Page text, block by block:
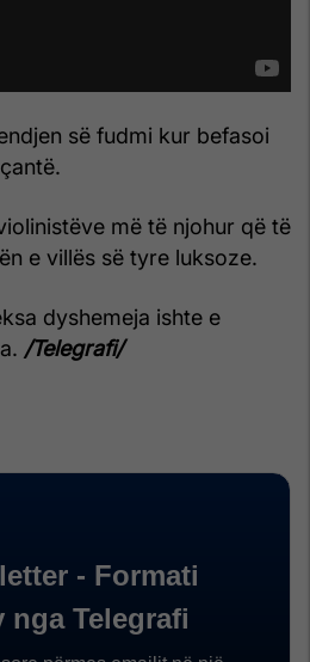
së fudmi kur befasoi
më të njohur që të
e villës së tyre luksoze.
dyshemeja ishte e
/Telegrafi/